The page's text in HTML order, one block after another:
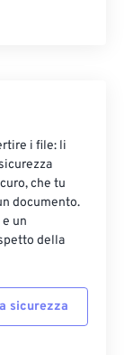
i file: li
che tu
documento.
un
della
sicurezza